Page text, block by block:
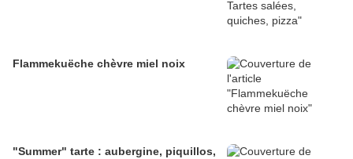
Flammekuëche chèvre miel noix
"Summer" tarte : aubergine, piquillos,